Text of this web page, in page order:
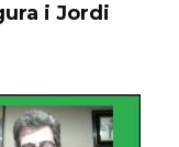
i Jordi